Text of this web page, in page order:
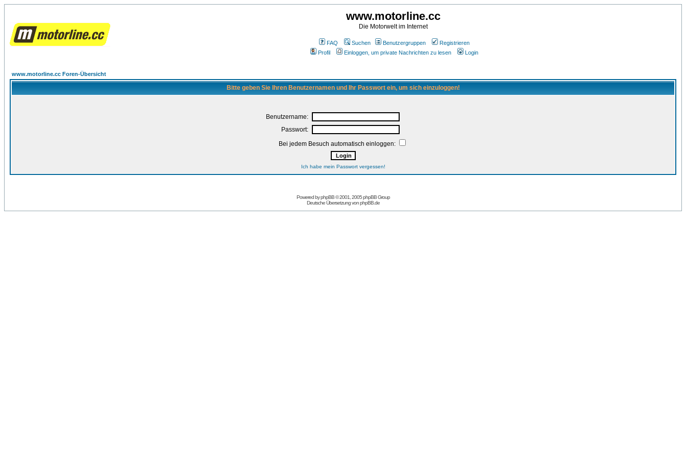
www.motorline.cc
Die Motorwelt im Internet
FAQ Suchen Benutzergruppen
Registrieren
Profil
Einloggen, um private Nachrichten zu lesen Login
www.motorline.cc Foren-Übersicht
Bitte geben Sie Ihren Benutzernamen und Ihr Passwort ein, um sich einzuloggen!
Benutzername:
Passwort:
Bei jedem Besuch automatisch einloggen:
Ich habe mein Passwort vergessen!
Powered byphpBB© 2001, 2005 phpBB Group
Deutsche Übersetzung vonphpBB.de